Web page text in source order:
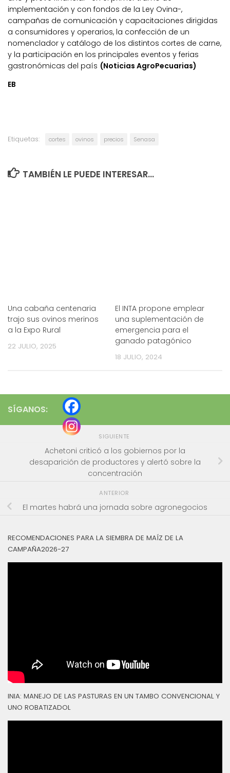
implementación y con fondos de la Ley Ovina-,
campañas de comunicación y capacitaciones dirigidas
a consumidores y operarios, la confección de un
nomenclador y catálogo de los distintos cortes de carne,
y la participación en los principales eventos y ferias
gastronómicas del país (Noticias AgroPecuarias)
EB
Etiquetas: cortes ovinos precios Senasa
TAMBIÉN LE PUEDE INTERESAR...
Una cabaña centenaria
trajo sus ovinos merinos
a la Expo Rural
22 JULIO, 2025
El INTA propone emplear
una suplementación de
emergencia para el
ganado patagónico
18 JULIO, 2024
SÍGANOS:
SIGUIENTE
Achetoni criticó a los gobiernos por la
desaparición de productores y alertó sobre la
concentración
ANTERIOR
El martes habrá una jornada sobre agronegocios
RECOMENDACIONES PARA LA SIEMBRA DE MAÍZ DE LA
CAMPAÑA2026-27
INIA: MANEJO DE LAS PASTURAS EN UN TAMBO CONVENCIONAL Y
UNO ROBATIZADOL